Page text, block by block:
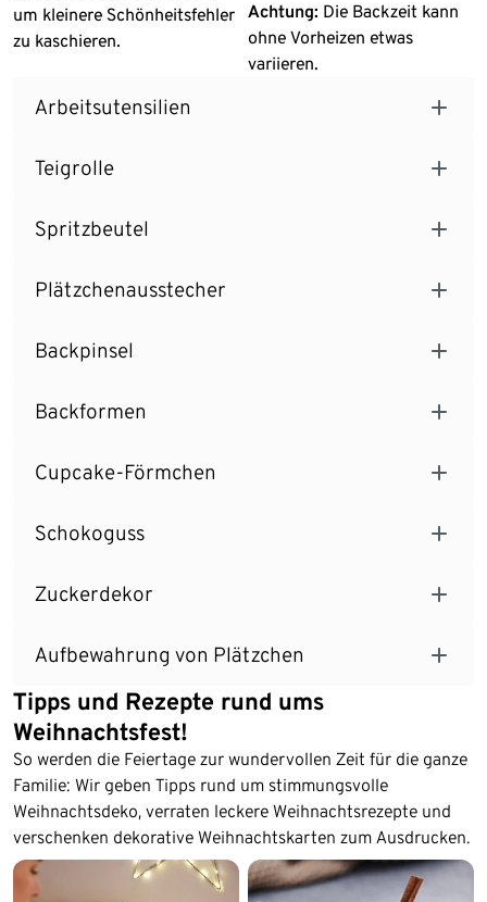
um kleinere Schönheitsfehler
zu kaschieren.
Achtung: Die Backzeit kann
ohne Vorheizen etwas
variieren.
Arbeitsutensilien
Teigrolle
Spritzbeutel
Plätzchenausstecher
Backpinsel
Backformen
Cupcake-Förmchen
Schokoguss
Zuckerdekor
Aufbewahrung von Plätzchen
Tipps und Rezepte rund ums
Weihnachtsfest!
So werden die Feiertage zur wundervollen Zeit für die ganze
Familie: Wir geben Tipps rund um stimmungsvolle
Weihnachtsdeko, verraten leckere Weihnachtsrezepte und
verschenken dekorative Weihnachtskarten zum Ausdrucken.